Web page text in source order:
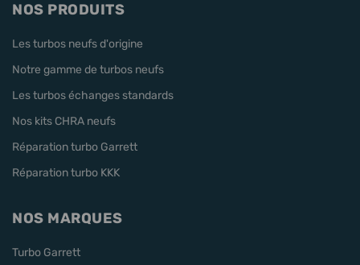
NOS PRODUITS
Les turbos neufs d'origine
Notre gamme de turbos neufs
Les turbos échanges standards
Nos kits CHRA neufs
Réparation turbo Garrett
Réparation turbo KKK
NOS MARQUES
Turbo Garrett